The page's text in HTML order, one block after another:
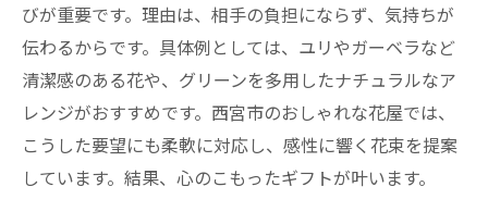
びが重要です。理由は、相手の負担にならず、気持ちが
伝わるからです。具体例としては、ユリやガーベラなど
清潔感のある花や、グリーンを多用したナチュラルなア
レンジがおすすめです。西宮市のおしゃれな花屋では、
こうした要望にも柔軟に対応し、感性に響く花束を提案
しています。結果、心のこもったギフトが叶います。